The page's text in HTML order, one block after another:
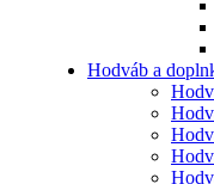
Hodváb a